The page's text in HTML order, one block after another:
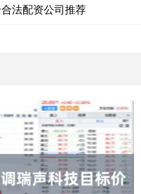
法配资公司推荐